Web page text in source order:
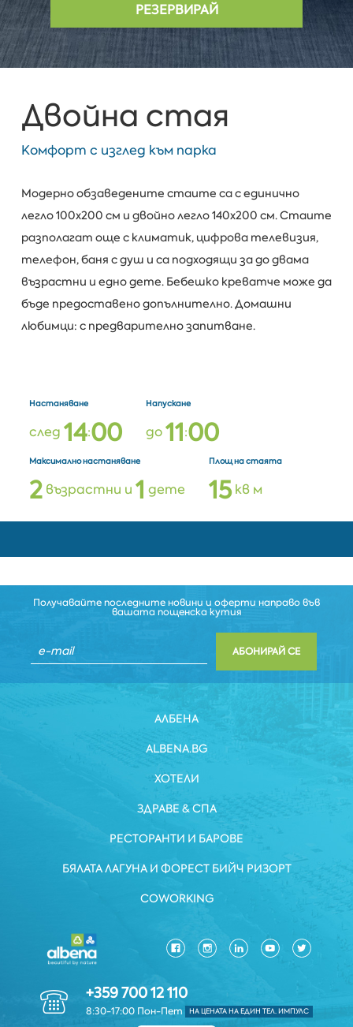
РЕЗЕРВИРАЙ
Двойна стая
Комфорт с изглед към парка
Модерно обзаведените стаите са с единично
легло 100х200 см и двойно легло 140х200 см. Стаите
разполагат още с климатик, цифрова телевизия,
телефон, баня с душ и са подходящи за до двама
възрастни и едно дете. Бебешко креватче може да
бъде предоставено допълнително. Домашни
любимци: с предварително запитване.
Настаняване
след 14:00
Напускане
до11:00
Максимално настаняване
2възрастни и 1 дете
Площ на стаята
15кв м
Получавайте последните новини и оферти направо във
вашата пощенска кутия
АБОНИРАЙ СЕ
АЛБЕНА
ALBENA.BG
ХОТЕЛИ
ЗДРАВЕ & СПА
РЕСТОРАНТИ И БАРОВЕ
БЯЛАТА ЛАГУНА И ФОРЕСТ БИЙЧ РИЗОРТ
COWORKING
+359 700 12 110
8:30-17:00 Пон-Пет НА ЦЕНАТА НА ЕДИН ТЕЛ. ИМПУЛС